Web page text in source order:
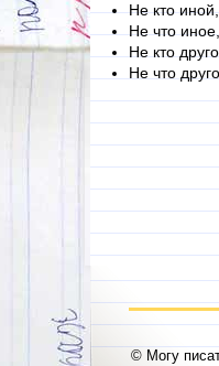
Не кто
Не что
Не кто
Не что
© Могу